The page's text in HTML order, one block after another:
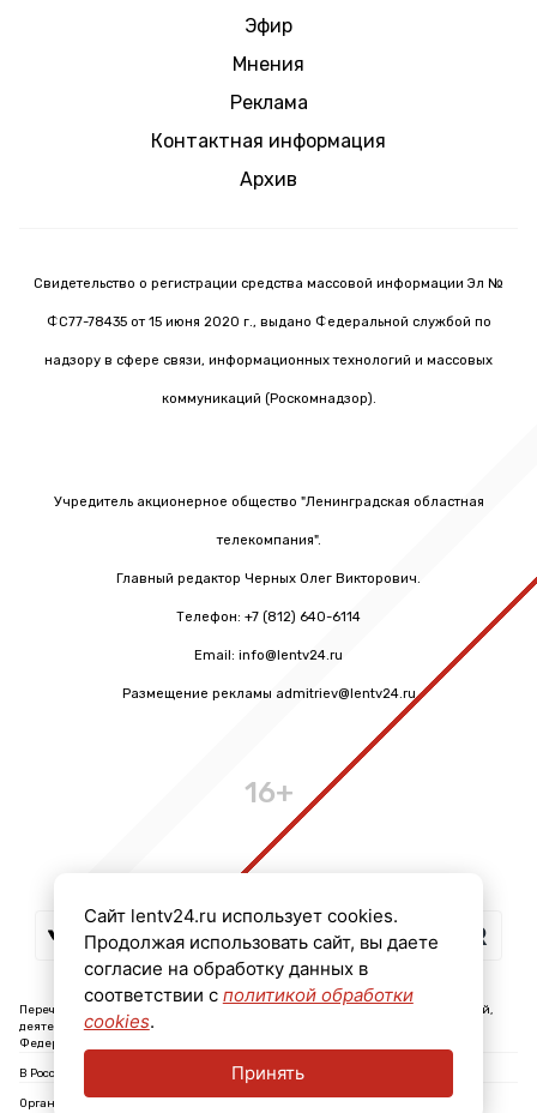
Эфир
Мнения
Реклама
Контактная информация
Архив
Свидетельство о регистрации средства массовой информации Эл №
ФС77-78435 от 15 июня 2020 г., выдано Федеральной службой по
надзору в сфере связи, информационных технологий и массовых
коммуникаций (Роскомнадзор).
Учредитель акционерное общество "Ленинградская областная
телекомпания".
Главный редактор Черных Олег Викторович.
Телефон: +7 (812) 640-6114
Email: info@lentv24.ru
Размещение рекламы admitriev@lentv24.ru
16+
Перечень иностранных и международных неправительственных организаций,
деятельность которых признана нежелательной на территории Российской
Федерации: ↓
В России признаны экстремистскими и запрещены организации: ↓
Организации, СМИ и физические лица, признанные в России иностранными
Сайт lentv24.ru использует cookies.
Продолжая использовать сайт, вы даете
согласие на обработку данных в
соответствии с политикой обработки
cookies.
Принять